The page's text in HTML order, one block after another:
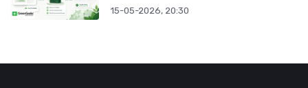
15-05-2026, 20:30